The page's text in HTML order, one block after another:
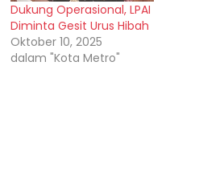
Dukung Operasional, LPAI
Diminta Gesit Urus Hibah
Oktober 10, 2025
dalam "Kota Metro"